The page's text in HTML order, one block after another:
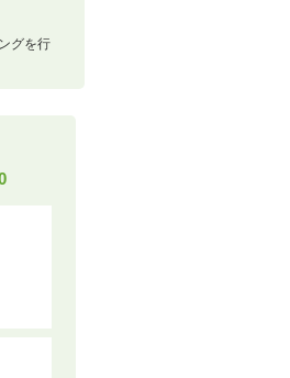
グを行